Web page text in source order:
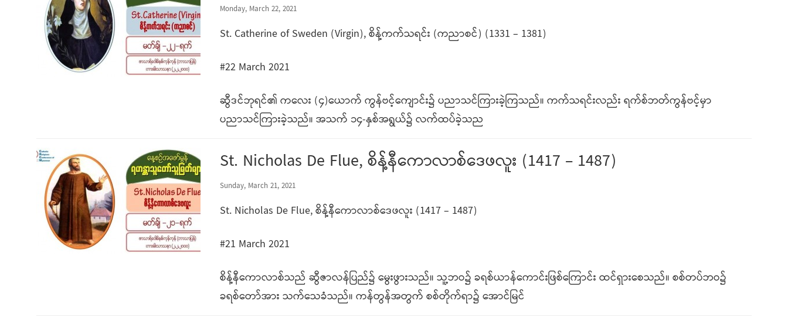
Monday, March 22, 2021
St. Catherine of Sweden (Virgin), စိန့်ကက်သရင်း (ကညာစင်) (1331 – 1381)
#22 March 2021
ဆွီဒင်ဘုရင်၏ ကလေး (၄)ယောက် ကွန်ဗင့်ကျောင်း၌ ပညာသင်ကြားခဲ့ကြသည်။ ကက်သရင်းလည်း ရက်စ်ဘတ်ကွန်ဗင့်မှာ
ပညာသင်ကြားခဲ့သည်။ အသက် ၁၄-နှစ်အရွယ်၌ လက်ထပ်ခဲ့သည
St. Nicholas De Flue, စိန့်နီကောလာစ်ဒေဖလူး (1417 – 1487)
Sunday, March 21, 2021
St. Nicholas De Flue, စိန့်နီကောလာစ်ဒေဖလူး (1417 – 1487)
#21 March 2021
စိန့်နီကောလာစ်သည် ဆွီဇာလန်ပြည်၌ မွေးဖွားသည်။ သူ့ဘဝ၌ ခရစ်ယာန်ကောင်းဖြစ်ကြောင်း ထင်ရှားစေသည်။ စစ်တပ်ဘဝ၌
ခရစ်တော်အား သက်သေခံသည်။ ကန်တွန်အတွက် စစ်တိုက်ရာ၌ အောင်မြင်